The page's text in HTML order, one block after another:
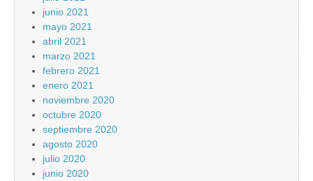
junio 2021
mayo 2021
abril 2021
marzo 2021
febrero 2021
enero 2021
noviembre 2020
octubre 2020
septiembre 2020
agosto 2020
julio 2020
junio 2020